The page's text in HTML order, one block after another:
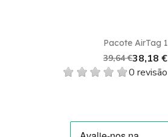
Pacote AirTag 1
39,64 €38,18 €
0 revisão